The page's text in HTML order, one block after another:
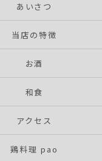
あいさつ
当店の特徴
お酒
和食
アクセス
鶏料理 pao